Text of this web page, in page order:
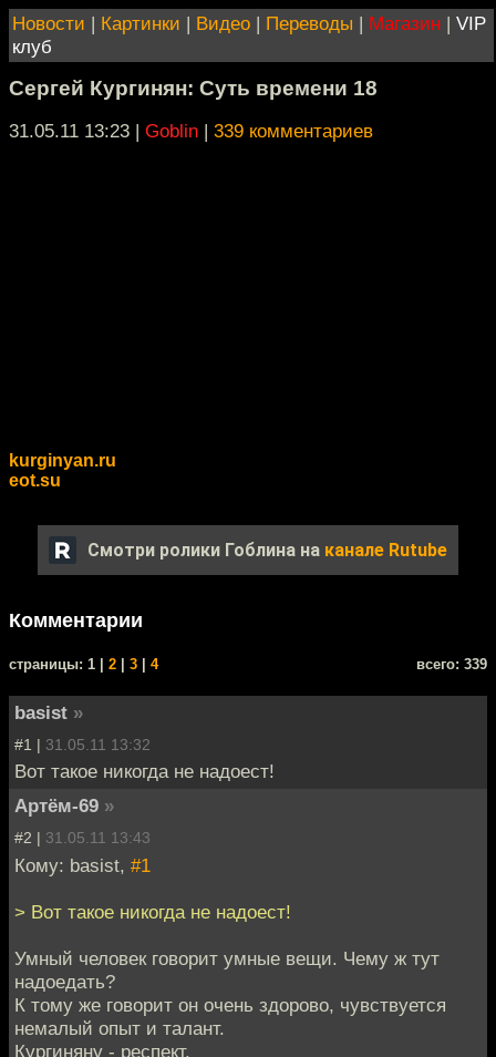
Новости | Картинки | Видео | Переводы | Магазин | VIP
клуб
Сергей Кургинян: Суть времени 18
31.05.11 13:23 | Goblin | 339 комментариев
kurginyan.ru
eot.su
Смотри ролики Гоблина на канале Rutube
Комментарии
cтраницы: 1 | 2 3 4 всего: 339
basist »
#1 | 31.05.11 13:32
Вот такое никогда не надоест!
Артём-69 »
#2 | 31.05.11 13:43
Кому: basist, #1
> Вот такое никогда не надоест!
Умный человек говорит умные вещи. Чему ж тут
надоедать?
К тому же говорит он очень здорово, чувствуется
немалый опыт и талант.
Кургиняну - респект.